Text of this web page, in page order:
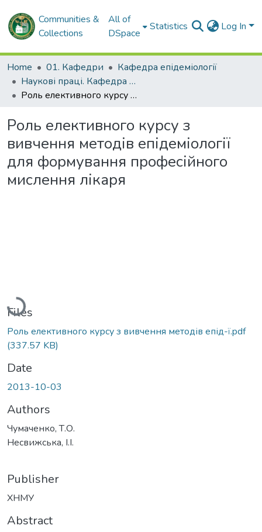
Communities &
Collections
All of
DSpace
Statistics Log In
Home 01. Кафедри
Кафедра епідеміології
Наукові праці. Кафедра епідеміології
Роль елективного курсу з вивчення методів епідеміології для формування професійного мислення лікаря
Роль елективного курсу з
вивчення методів епідеміології
для формування професійного
мислення лікаря
Loading...
Files
Роль елективного курсу з вивчення методів епід-ї.pdf
(337.57 KB)
Date
2013-10-03
Authors
Чумаченко, Т.О.
Несвижська, І.І.
Publisher
ХНМУ
Abstract